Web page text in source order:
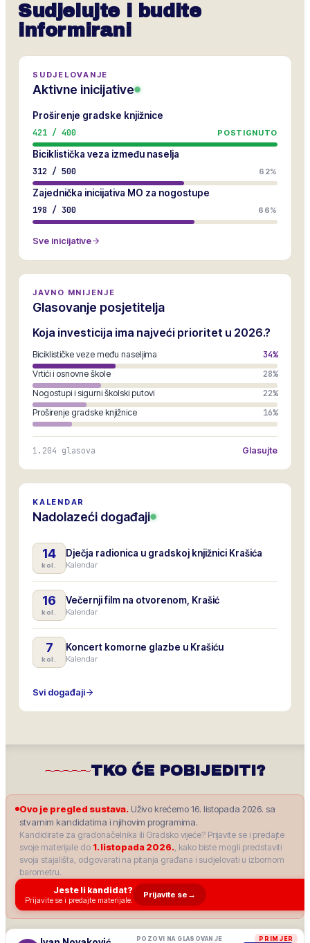
Sudjelujte i budite
informirani
SUDJELOVANJE
Aktivne inicijative
Proširenje gradske knjižnice
421 / 400 POSTIGNUTO
Biciklistička veza između naselja
312 / 500 62%
Zajednička inicijativa MO za nogostupe
198 / 300 66%
Sve inicijative
JAVNO MNIJENJE
Glasovanje posjetitelja
Koja investicija ima najveći prioritet u 2026.?
Biciklističke veze među naseljima 34%
Vrtići i osnovne škole 28%
Nogostupi i sigurni školski putovi 22%
Proširenje gradske knjižnice 16%
1.204 glasova Glasujte
KALENDAR
Nadolazeći događaji
14
kol.
Dječja radionica u gradskoj knjižnici Krašića
Kalendar
16
kol.
Večernji film na otvorenom, Krašić
Kalendar
7
kol.
Koncert komorne glazbe u Krašiću
Kalendar
Svi događaji
TKO ĆE POBIJEDITI?
Ovo je pregled sustava. Uživo krećemo 16. listopada 2026. sa
stvarnim kandidatima i njihovim programima.
Kandidirate za gradonačelnika ili Gradsko vijeće? Prijavite se i predajte
svoje materijale do 1. listopada 2026., kako biste mogli predstaviti
svoja stajališta, odgovarati na pitanja građana i sudjelovati u izbornom
barometru.
Jeste li kandidat?
Prijavite se i predajte materijale.
Prijavite se →
PRIMJER
POZOVI NA GLASOVANJE